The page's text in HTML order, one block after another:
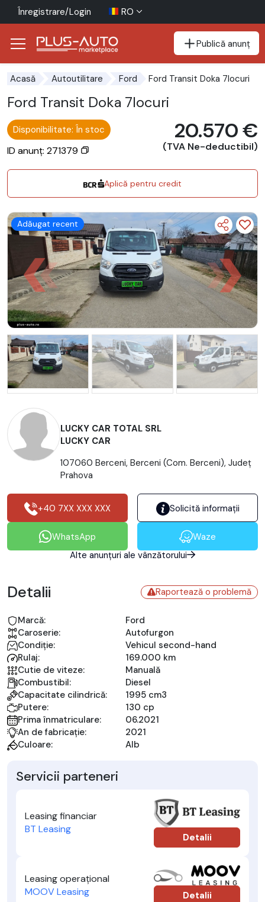
Înregistrare/Login RO
Publică anunț
Acasă Autoutilitare Ford Ford Transit Doka 7locuri
Ford Transit Doka 7locuri
Disponibilitate: În stoc
ID anunț: 271379
20.570 €
(TVA Ne-deductibil)
Aplică pentru credit
Adăugat recent
LUCKY CAR TOTAL SRL
LUCKY CAR
107060 Berceni, Berceni (Com. Berceni), Județ
Prahova
+40 7XX XXX XXX Solicită informații
WhatsApp
Waze
Alte anunțuri ale vânzătorului
Detalii Raportează o problemă
Marcă:
Ford
Caroserie:
Autofurgon
Condiție:
Vehicul second-hand
Rulaj:
169.000 km
Cutie de viteze:
Manuală
Combustibil:
Diesel
Capacitate cilindrică:
1995 cm3
Putere:
130 cp
Prima înmatriculare:
06.2021
An de fabricație:
2021
Culoare:
Alb
Servicii parteneri
Leasing financiar
BT Leasing
Detalii
Leasing operațional
MOOV Leasing
Detalii